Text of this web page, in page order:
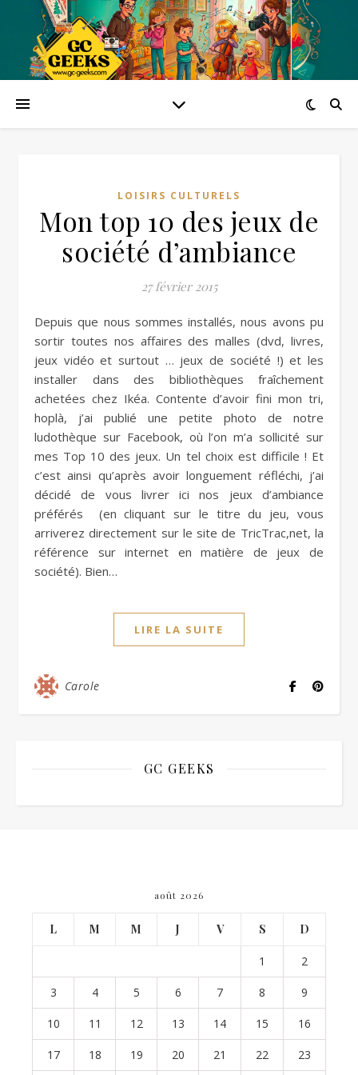
LOISIRS CULTURELS
Mon top 10 des jeux de
société d’ambiance
27 février 2015
Depuis que nous sommes installés, nous avons pu
sortir toutes nos affaires des malles (dvd, livres,
jeux vidéo et surtout … jeux de société !) et les
installer dans des bibliothèques fraîchement
achetées chez Ikéa. Contente d’avoir fini mon tri,
hoplà, j’ai publié une petite photo de notre
ludothèque sur Facebook, où l’on m’a sollicité sur
mes Top 10 des jeux. Un tel choix est difficile ! Et
c’est ainsi qu’après avoir longuement réfléchi, j’ai
décidé de vous livrer ici nos jeux d’ambiance
préférés (en cliquant sur le titre du jeu, vous
arriverez directement sur le site de TricTrac,net, la
référence sur internet en matière de jeux de
société). Bien…
LIRE LA SUITE
Carole
GC GEEKS
août 2026
L M M J V S D
1 2
3 4 5 6 7 8 9
10 11 12 13 14 15 16
17 18 19 20 21 22 23